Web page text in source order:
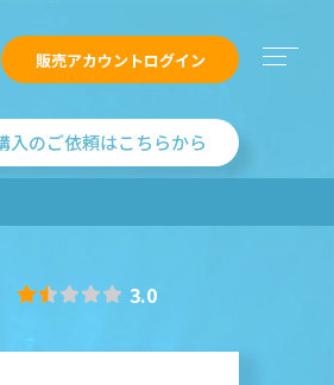
販売アカウントログイン
入のご依頼はこちらから
3.0